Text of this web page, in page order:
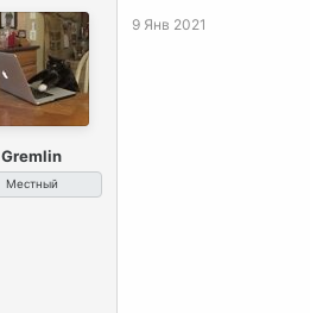
а
н
а
ч
а
Gremlin
Местный
9 Янв 2021